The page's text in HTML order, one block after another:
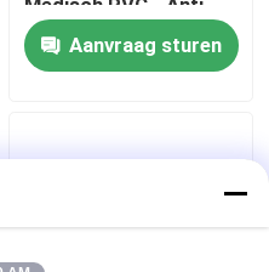
Medisch PVC - Anti-
resistent - CE & ISO
Gecertificeerd
Aanvraag sturen